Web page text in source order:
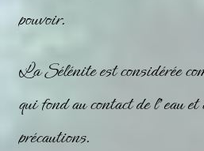
pouvoir.
LaSéléniteest considérée
qui fond au contact de l’eau
précautions.